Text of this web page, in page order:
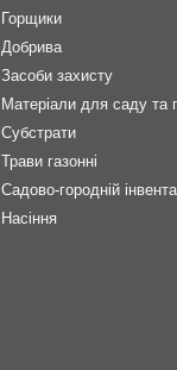
Горщики
Добрива
Засоби захисту
Матеріали для саду та
Cубстрати
Трави газонні
Садово-городній
Насіння